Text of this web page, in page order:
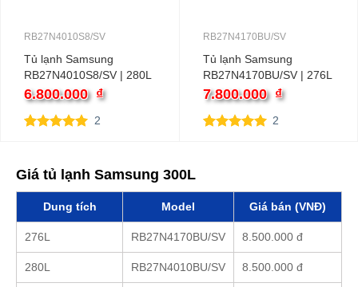
RB27N4010S8/SV
Tủ lạnh Samsung
RB27N4010S8/SV | 280L
2 cánh inverter
6.800.000 ₫
2
RB27N4170BU/SV
Tủ lạnh Samsung
RB27N4170BU/SV | 276L
2 cánh inverter
7.800.000 ₫
2
Giá tủ lạnh Samsung 300L
Dung tích Model Giá bán (VNĐ)
276L RB27N4170BU/SV 8.500.000 đ
280L RB27N4010BU/SV 8.500.000 đ